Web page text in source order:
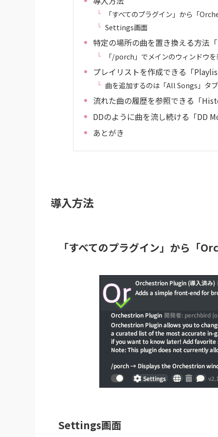
「すべてのプラグイン」から「
Settings画面
特定の場所の曲を置き換える方法
「/porch」でメインのウィンドウ
プレイリストを作成できる「
曲を追加するのは「All Songs」タ
流れた曲の履歴を参照できる「
DDのように曲を流し続ける「DD
あとがき
導入方法
「すべてのプラグイン」から「
Settings画面